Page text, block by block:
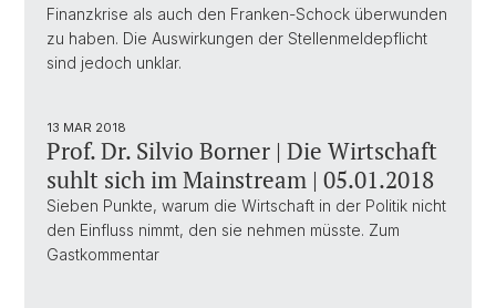
Finanzkrise als auch den Franken-Schock überwunden
zu haben. Die Auswirkungen der Stellenmeldepflicht
sind jedoch unklar.
13 MAR 2018
Prof. Dr. Silvio Borner | Die Wirtschaft
suhlt sich im Mainstream | 05.01.2018
Sieben Punkte, warum die Wirtschaft in der Politik nicht
den Einfluss nimmt, den sie nehmen müsste. Zum
Gastkommentar